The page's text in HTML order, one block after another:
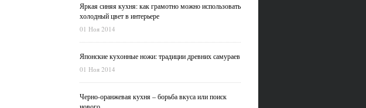
Яркая синяя кухня: как грамотно можно использовать
холодный цвет в интерьере
01 Ноя 2014
Японские кухонные ножи: традиции древних самураев
01 Ноя 2014
Черно-оранжевая кухня – борьба вкуса или поиск
нового